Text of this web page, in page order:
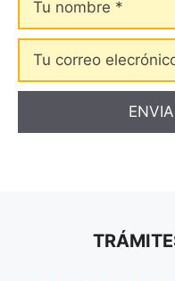
nombre
Tu
correo
elecrónico